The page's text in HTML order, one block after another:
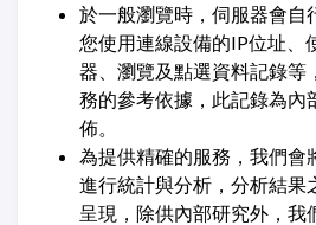
於一般瀏覽時，伺服器會自
您使用連線設備的IP位址、
器、瀏覽及點選資料記錄等
務的參考依據，此記錄為內
佈。
為提供精確的服務，我們會
進行統計與分析，分析結果
呈現，除供內部研究外，我